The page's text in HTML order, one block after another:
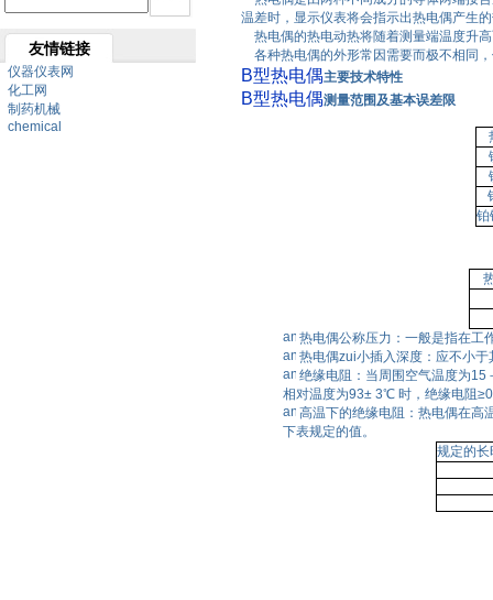
友情链接
仪器仪表网
化工网
制药机械
chemical
温差时，显示仪表将会指示出热电偶产生
热电偶的热电动热将随着测量端温度升
各种热电偶的外形常因需要而极不相同
B型热电偶主要技术特性
B型热电偶测量范围及基本误差限
铂
热电偶公称压力：一般是指在工
热电偶zui小插入深度：应不小于
绝缘电阻：当周围空气温度为15
相对温度为93± 3℃ 时，绝缘电阻
高温下的绝缘电阻：热电偶在高
下表规定的值。
规定的